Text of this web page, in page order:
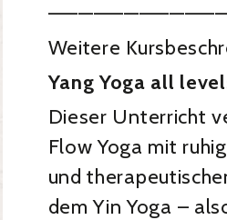
Weitere
Yang Yoga all
Dieser Unterricht
Flow Yoga mit
und
dem Yin Yoga –